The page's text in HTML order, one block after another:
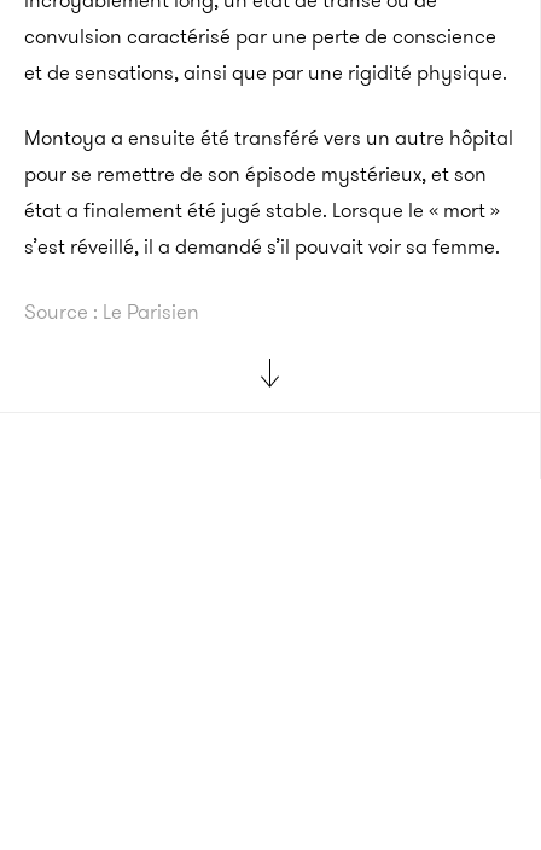
convulsion caractérisé par une perte de conscience
et de sensations, ainsi que par une rigidité physique.
Montoya a ensuite été transféré vers un autre hôpital
pour se remettre de son épisode mystérieux, et son
état a finalement été jugé stable. Lorsque le « mort »
s’est réveillé, il a demandé s’il pouvait voir sa femme.
Source : Le Parisien